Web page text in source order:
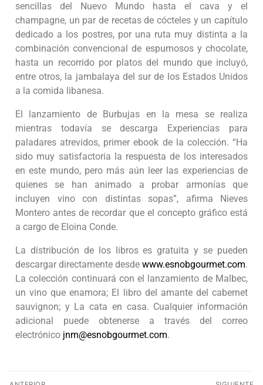
sencillas del Nuevo Mundo hasta el cava y el
champagne, un par de recetas de cócteles y un capítulo
dedicado a los postres, por una ruta muy distinta a la
combinación convencional de espumosos y chocolate,
hasta un recorrido por platos del mundo que incluyó,
entre otros, la jambalaya del sur de los Estados Unidos
a la comida libanesa.
El lanzamiento de Burbujas en la mesa se realiza
mientras todavía se descarga Experiencias para
paladares atrevidos, primer ebook de la colección. “Ha
sido muy satisfactoria la respuesta de los interesados
en este mundo, pero más aún leer las experiencias de
quienes se han animado a probar armonías que
incluyen vino con distintas sopas”, afirma Nieves
Montero antes de recordar que el concepto gráfico está
a cargo de Eloina Conde.
La distribución de los libros es gratuita y se pueden
descargar directamente desde www.esnobgourmet.com.
La colección continuará con el lanzamiento de Malbec,
un vino que enamora; El libro del amante del cabernet
sauvignon; y La cata en casa. Cualquier información
adicional puede obtenerse a través del correo
electrónico jnm@esnobgourmet.com.